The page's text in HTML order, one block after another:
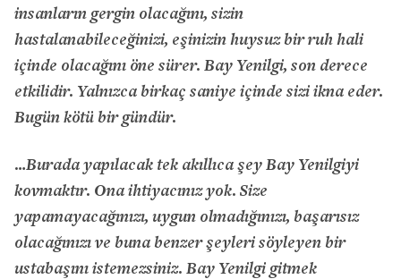
insanların gergin olacağını, sizin
hastalanabileceğinizi, eşinizin huysuz bir ruh hali
içinde olacağını öne sürer. Bay Yenilgi, son derece
etkilidir. Yalnızca birkaç saniye içinde sizi ikna eder.
Bugün kötü bir gündür.
…Burada yapılacak tek akıllıca şey Bay Yenilgiyi
kovmaktır. Ona ihtiyacınız yok. Size
yapamayacağınızı, uygun olmadığınızı, başarısız
olacağınızı ve buna benzer şeyleri söyleyen bir
ustabaşını istemezsiniz. Bay Yenilgi gitmek